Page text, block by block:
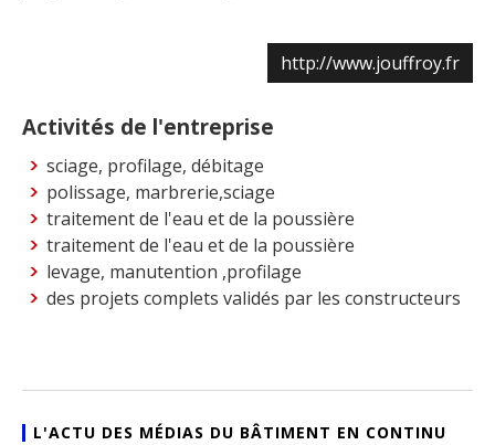
http://www.jouffroy.fr
Activités de l'entreprise
sciage, profilage, débitage
polissage, marbrerie,sciage
traitement de l'eau et de la poussière
traitement de l'eau et de la poussière
levage, manutention ,profilage
des projets complets validés par les constructeurs
L'ACTU DES MÉDIAS DU BÂTIMENT EN CONTINU